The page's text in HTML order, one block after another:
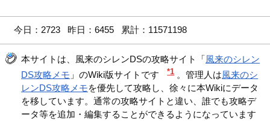
今日：2723 昨日：6455 累計：11571198
本サイトは、風来のシレンDSの攻略サイト「風来のシレン
DS攻略メモ 」のWiki版サイトです *1 。管理人は風来のシ
レンDS攻略メモを優先して攻略し、徐々に本Wikiにデータ
を移しています。通常の攻略サイトと違い、誰でも攻略デ
ータ等を追加・編集することができるようになっています